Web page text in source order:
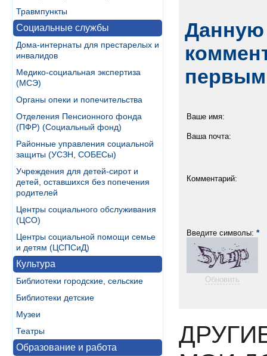
Травмпункты
Социальные службы
Дома-интернаты для престарелых и
инвалидов
Медико-социальная экспертиза
(МСЭ)
Органы опеки и попечительства
Отделения Пенсионного фонда
(ПФР) (Социальный фонд)
Районные управления социальной
защиты (УСЗН, СОБЕСы)
Учреждения для детей-сирот и
детей, оставшихся без попечения
родителей
Центры социального обслуживания
(ЦСО)
Центры социальной помощи семье
и детям (ЦСПСиД)
Культура
Библиотеки городские, сельские
Библиотеки детские
Музеи
Театры
Образование и работа
Данную
Ваше имя:
Ваша почта:
Комментарий:
Введите символы: *
Обновить